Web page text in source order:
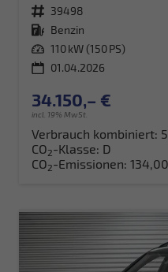
Fahrzeugnr. 39498
Kraftstoff Benzin
Leistung 110 kW (150 PS)
01.04.2026
34.150,– €
incl. 19% MwSt.
Verbrauch kombiniert:
CO2-Klasse: D
CO2-Emissionen: